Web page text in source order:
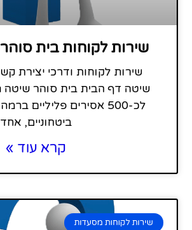
שירות לקוחות בית
שירות לקוחות ודרכי יצירת
שיטה דף הבית בית סוהר שיטה
לכ-500 אסירים פליליים
ביטחוניים, אחד
קרא עוד »
שירות לקוחות מסעדות